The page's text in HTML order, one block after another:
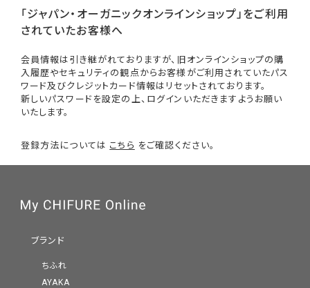
「ジャパン・オーガニックオンラインショップ」をご利用
されていたお客様へ
会員情報は引き継がれておりますが、旧オンラインショップの購
入履歴やセキュリティの観点からお客様がご利用されていたパス
ワード及びクレジットカード情報はリセットされております。
新しいパスワードを設定の上、ログインいただきますようお願い
いたします。
登録方法については こちら をご確認ください。
ブランド
ちふれ
AYAKA